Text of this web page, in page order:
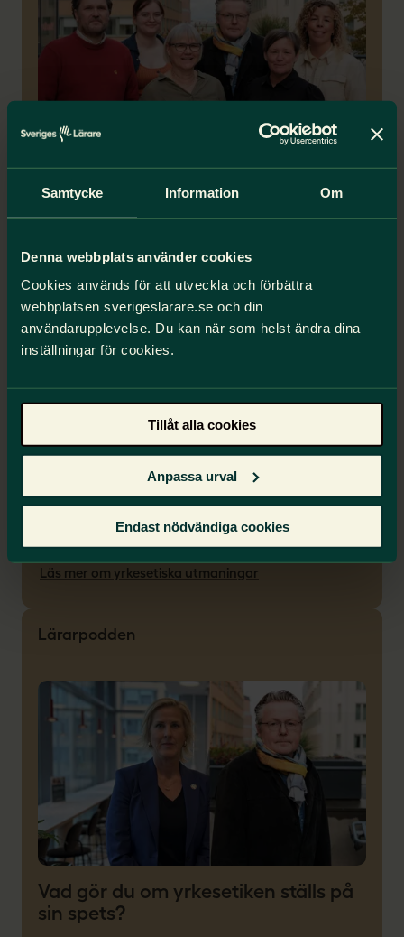
Samtycke Information Om
Denna webbplats använder cookies
Cookies används för att utveckla och förbättra
webbplatsen sverigeslarare.se och din
användarupplevelse. Du kan när som helst ändra dina
inställningar för cookies.
Tillåt alla cookies
Anpassa urval
Endast nödvändiga cookies
Lärarnas yrkesetiska råd
Yrkesetiska rådet ansvarar för att göra de
fram stöd i yrkesetiska frågor. I rådet sitter
verksamma lärare och forskare.
Uppdrag och aktuella frågor
Exempel på yrkesetiska utmaningar
De yrkesetiska utmaningar som lärare ställs
inför kan ibland få stora konsekvenser. Ta del
som ett stöd i yrkesetiska utmaningar samt för
gemensamma yrkesetiska reflektioner på
arbetsplatsen.
Läs mer om yrkesetiska utmaningar
Lärarpodden
Vad gör du om yrkesetiken ställs på
sin spets?